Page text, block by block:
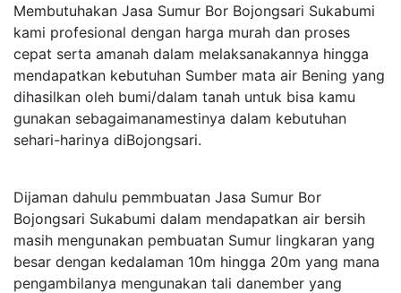
Membutuhakan Jasa Sumur Bor Bojongsari Sukabumi
kami profesional dengan harga murah dan proses
cepat serta amanah dalam melaksanakannya hingga
mendapatkan kebutuhan Sumber mata air Bening yang
dihasilkan oleh bumi/dalam tanah untuk bisa kamu
gunakan sebagaimanamestinya dalam kebutuhan
sehari-harinya diBojongsari.
Dijaman dahulu pemmbuatan Jasa Sumur Bor
Bojongsari Sukabumi dalam mendapatkan air bersih
masih mengunakan pembuatan Sumur lingkaran yang
besar dengan kedalaman 10m hingga 20m yang mana
pengambilanya mengunakan tali danember yang